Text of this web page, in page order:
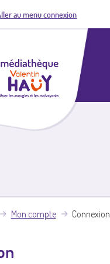
au menu connexion
Mon compte Connexion